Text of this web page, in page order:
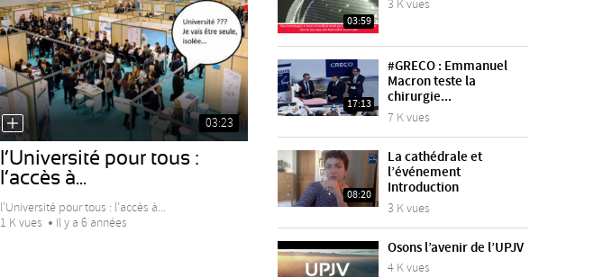
03:23
l’Université pour tous :
l’accès à...
l’Université pour tous : l’accès à...
1 K vues
Il y a 6 années
03:59
3 K vues
17:13
#GRECO : Emmanuel
Macron teste la
chirurgie...
7 K vues
08:20
La cathédrale et
l’événement
Introduction
3 K vues
Osons l’avenir de l’UPJV
4 K vues